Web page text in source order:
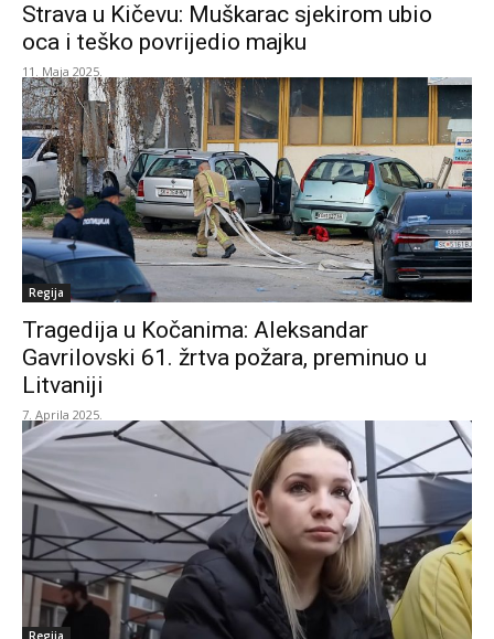
Strava u Kičevu: Muškarac sjekirom ubio
oca i teško povrijedio majku
11. Maja 2025.
Regija
Tragedija u Kočanima: Aleksandar
Gavrilovski 61. žrtva požara, preminuo u
Litvaniji
7. Aprila 2025.
Regija